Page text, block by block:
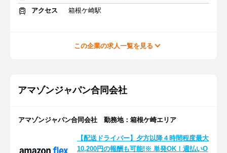
アクセス
箱根ケ崎駅
この企業の求人一覧を見る
アマゾンジャパン合同会社
アマゾンジャパン合同会社 勤務地：箱根ケ崎エリア
【配送ドライバー】夕方以降４時間程度最大
10,200円の報酬も可能!※ 単発OK！週払いO